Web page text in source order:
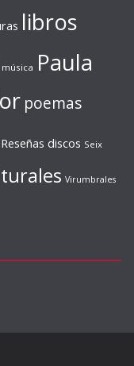
libros
música Paula
poemas
Reseñas discos Seix
Virumbrales